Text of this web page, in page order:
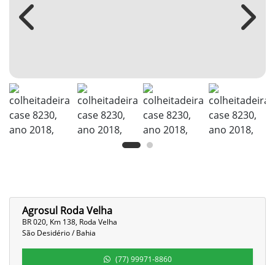
Previous Next
Agrosul Roda Velha
BR 020, Km 138, Roda Velha
São Desidério / Bahia
(77) 99971-8860